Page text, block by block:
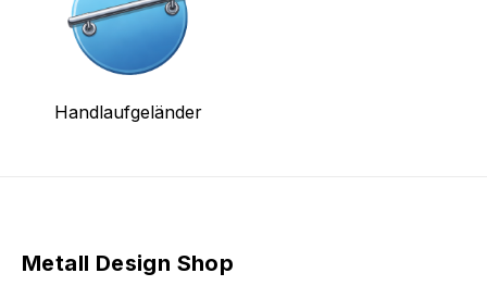
Handlaufgeländer
Metall Design Shop